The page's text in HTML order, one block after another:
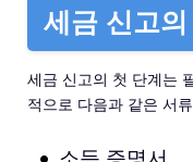
세금 신고
세금 신고의 첫 단계는
적으로 다음과 같은 서